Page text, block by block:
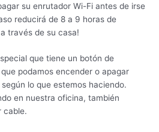
su enrutador Wi-Fi antes de irse
reducirá de 8 a 9 horas de
través de su casa!
que tiene un botón de
podamos encender o apagar
lo que estemos haciendo.
en nuestra oficina, también
cable.